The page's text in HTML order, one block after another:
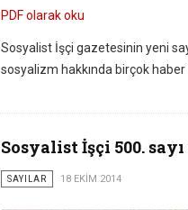
PDF olarak oku
Sosyalist İşçi gazetesinin yeni
sosyalizm hakkında birçok haber
Sosyalist İşçi 500.
SAYILAR 18 EKIM 2014